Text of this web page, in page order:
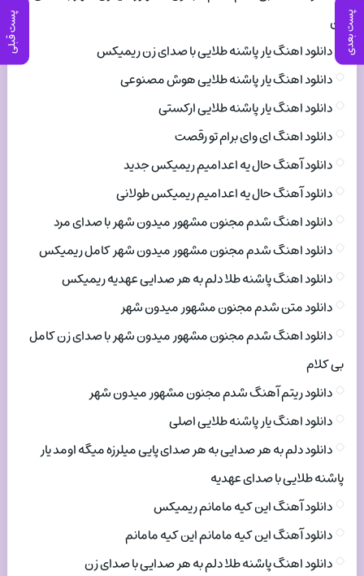
پست بعدی پست قبلی
زن
دانلود اهنگ یار پاشنه طلایی با صدای زن ریمیکس
دانلود اهنگ یار پاشنه طلایی هوش مصنوعی
دانلود اهنگ یار پاشنه طلایی ارکستی
دانلود اهنگ ای وای برام تو رقصت
دانلود آهنگ حال یه اعدامیم ریمیکس جدید
دانلود آهنگ حال یه اعدامیم ریمیکس طولانی
دانلود اهنگ شدم مجنون مشهور میدون شهر با صدای مرد
دانلود اهنگ شدم مجنون مشهور میدون شهر کامل ریمیکس
دانلود اهنگ پاشنه طلا دلم به هر صدایی عهدیه ریمیکس
دانلود متن شدم مجنون مشهور میدون شهر
دانلود اهنگ شدم مجنون مشهور میدون شهر با صدای زن کامل
بی کلام
دانلود ریتم آهنگ شدم مجنون مشهور میدون شهر
دانلود اهنگ یار پاشنه طلایی اصلی
دانلود دلم به هر صدایی به هر صدای پایی میلرزه میگه اومد یار
پاشنه طلایی با صدای عهدیه
دانلود آهنگ این کیه مامانم ریمیکس
دانلود آهنگ این کیه مامانم این کیه مامانم
دانلود اهنگ پاشنه طلا دلم به هر صدایی با صدای زن